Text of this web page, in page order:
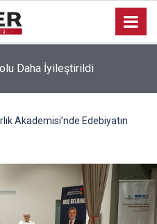
Daha İyileştirildi
Akademisi’nde Edebiyatın